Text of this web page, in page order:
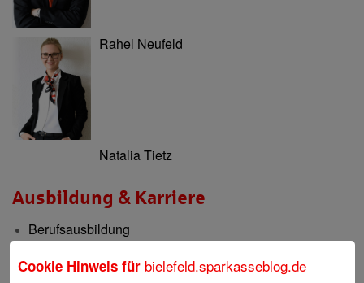
Rahel Neufeld
Natalia Tietz
Ausbildung & Karriere
Berufsausbildung
Cookie Hinweis für bielefeld.sparkasseblog.de